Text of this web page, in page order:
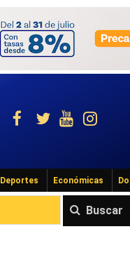
Deportes Económicas
Buscar